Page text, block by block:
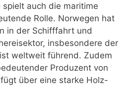
spielt auch die maritime
Rolle. Norwegen hat
in der Schifffahrt und
insbesondere der
weltweit führend. Zudem
Produzent von
über eine starke Holz-